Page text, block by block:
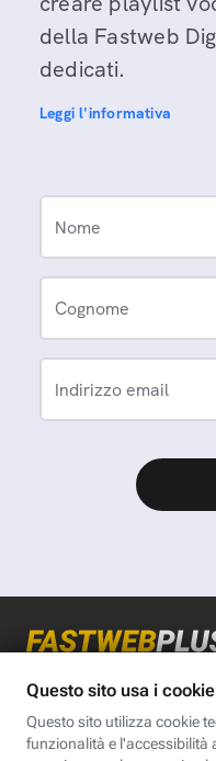
della Fastweb
dedicati.
Leggi l'informativa
Nome
Cognome
Indirizzo email
App FastwebPlus
Un'app unica per